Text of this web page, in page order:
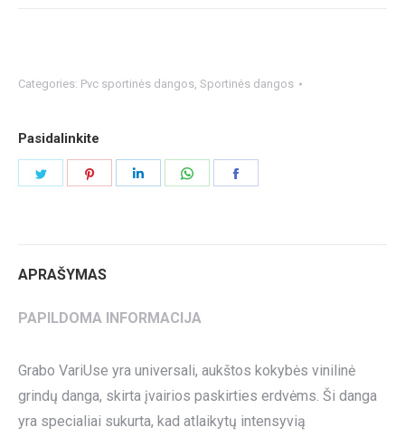
Categories: Pvc sportinės dangos, Sportinės dangos
Pasidalinkite
APRAŠYMAS
PAPILDOMA INFORMACIJA
Grabo VariUse yra universali, aukštos kokybės vinilinė
grindų danga, skirta įvairios paskirties erdvėms. Ši danga
yra specialiai sukurta, kad atlaikytų intensyvią